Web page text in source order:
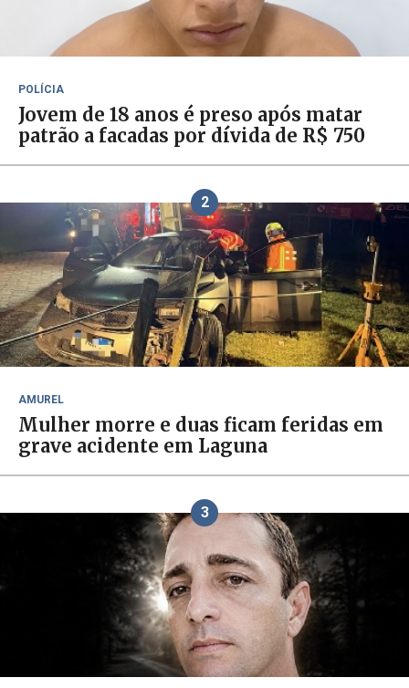
POLÍCIA
Jovem de 18 anos é preso após matar
patrão a facadas por dívida de R$ 750
2
AMUREL
Mulher morre e duas ficam feridas em
grave acidente em Laguna
3